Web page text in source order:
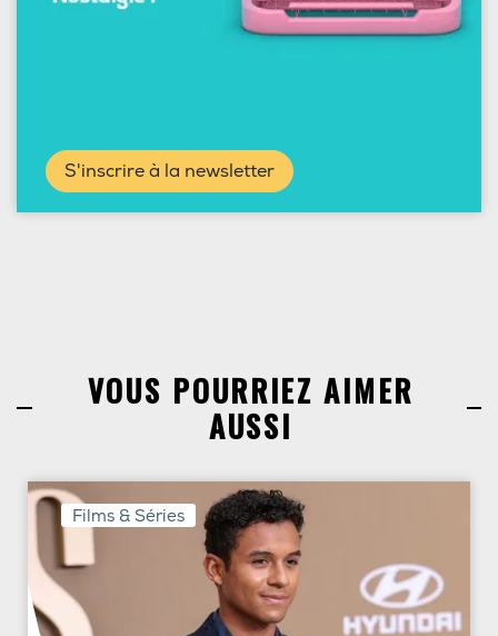
S'inscrire à la newsletter
VOUS POURRIEZ AIMER
AUSSI
Films & Séries